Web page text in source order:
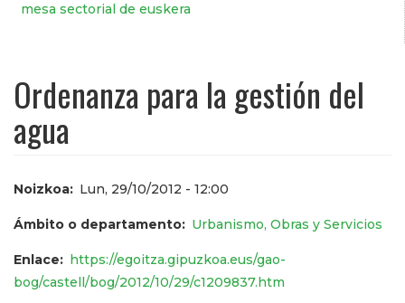
mesa sectorial de euskera
Ordenanza para la gestión del
agua
Noizkoa Lun, 29/10/2012 - 12:00
Ámbito o departamento Urbanismo, Obras y Servicios
Enlace
https://egoitza.gipuzkoa.eus/gao-
bog/castell/bog/2012/10/29/c1209837.htm